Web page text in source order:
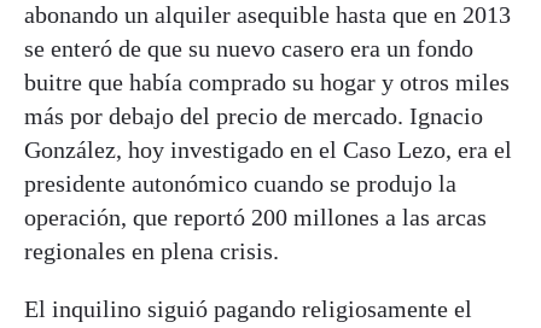
abonando un alquiler asequible hasta que en 2013
se enteró de que su nuevo casero era un fondo
buitre que había comprado su hogar y otros miles
más por debajo del precio de mercado. Ignacio
González, hoy investigado en el Caso Lezo, era el
presidente autonómico cuando se produjo la
operación, que reportó 200 millones a las arcas
regionales en plena crisis.
El inquilino siguió pagando religiosamente el